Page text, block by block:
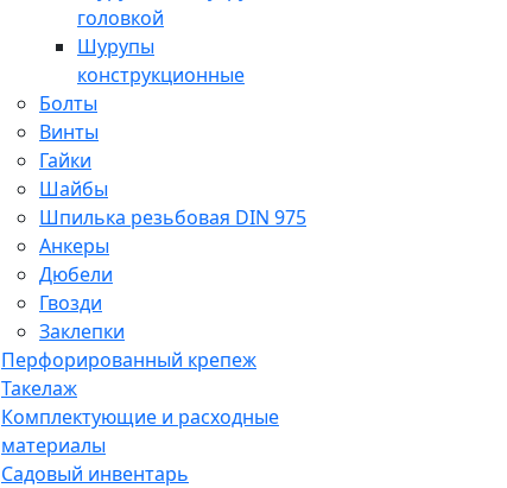
головкой
Шурупы
конструкционные
Болты
Винты
Гайки
Шайбы
Шпилька резьбовая DIN 975
Анкеры
Дюбели
Гвозди
Заклепки
Перфорированный крепеж
Такелаж
Комплектующие и расходные
материалы
Садовый инвентарь